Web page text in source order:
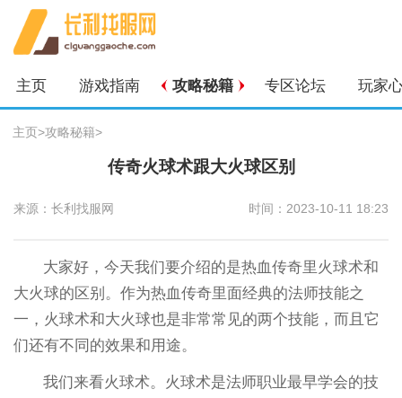
主页 游戏指南 攻略秘籍 专区论坛 玩家
主页>攻略秘籍>
传奇火球术跟大火球区别
来源：长利找服网 时间：2023-10-11 18:23
大家好，今天我们要介绍的是热血传奇里火球术和
大火球的区别。作为热血传奇里面经典的法师技能之
一，火球术和大火球也是非常常见的两个技能，而且它
们还有不同的效果和用途。
我们来看火球术。火球术是法师职业最早学会的技